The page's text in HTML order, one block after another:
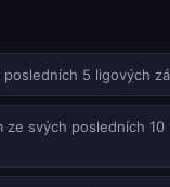
5 ligových
ze svých posledních 10